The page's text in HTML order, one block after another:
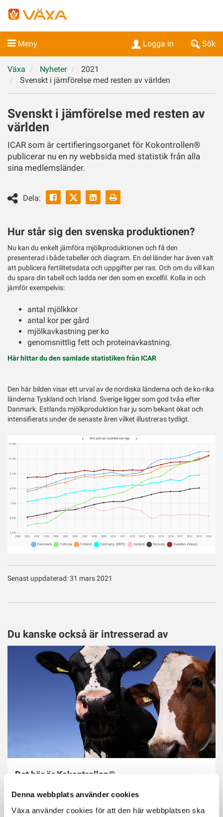
Denna webbplats använder cookies
Växa använder cookies för att den här webbplatsen ska
Meny Sök
Logga in
Växa Nyheter
2021
Svenskt i jämförelse med resten av världen
Svenskt i jämförelse med resten av
världen
ICAR som är certifieringsorganet för Kokontrollen®
publicerar nu en ny webbsida med statistik från alla
sina medlemsländer.
Dela:
Facebook LinkedinSkriv
Hur står sig den svenska produktionen?
Nu kan du enkelt jämföra mjölkproduktionen och få den
presenterad i både tabeller och diagram. En del länder har även valt
att publicera fertilitetsdata och uppgifter per ras. Och om du vill kan
du spara din tabell och ladda ner den som en excelfil. Kolla in och
jämför exempelvis:
antal mjölkkor
antal kor per gård
mjölkavkastning per ko
genomsnittlig fett och proteinavkastning.
Här hittar du den samlade statistiken från ICAR
Den här bilden visar ett urval av de nordiska länderna och de ko-rika
länderna Tyskland och Irland. Sverige ligger som god tvåa efter
Danmark. Estlands mjölkproduktion har ju som bekant ökat och
intensifierats under de senaste åren vilket illustreras tydligt.
Senast uppdaterad: 31 mars 2021
Du kanske också är intresserad av
Det här är Kokontrollen®
All data om nötkreatur tillsammans med rådgivningstjänster
och digitala verktyg är en kraftfull helhet som vi kallar
Kokontrollen®.